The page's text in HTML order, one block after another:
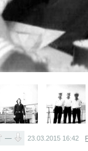
— 23.03.2015 16:42